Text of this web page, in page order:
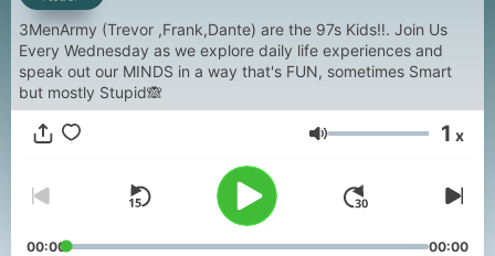
3MenArmy (Trevor ,Frank,Dante) are the 97s Kids‼️. Join Us
Every Wednesday as we explore daily life experiences and
speak out our MINDS in a way that's FUN, sometimes Smart
but mostly Stupid🙈
Volume 1 x
00:00 00:00